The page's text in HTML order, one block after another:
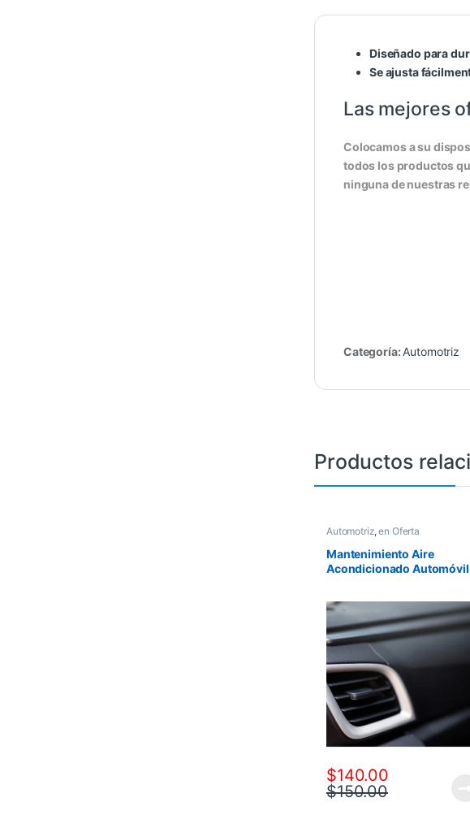
Diseñado para
Se ajusta
Las mejores
Colocamos a su
todos los productos
ninguna de nuestras
Categoría: Automotriz
Productos
Automotriz,en Oferta
Mantenimiento Aire
Acondicionado Automóvil
$140.00
$150.00